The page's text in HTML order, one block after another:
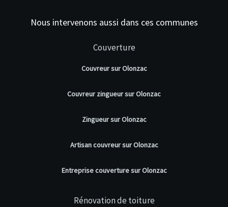
Nous intervenons aussi dans ces communes
Couverture
Couvreur sur Olonzac
Couvreur zingueur sur Olonzac
Zingueur sur Olonzac
Artisan couvreur sur Olonzac
Entreprise couverture sur Olonzac
Rénovation de toiture